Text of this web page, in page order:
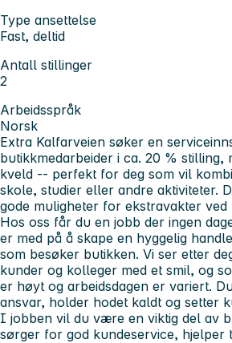
Type ansettelse
Fast, deltid
Antall stillinger
2
Arbeidsspråk
Norsk
Extra Kalfarveien søker en
butikkmedarbeider i ca. 20 % stilling,
kveld -- perfekt for deg som vil
skole, studier eller andre aktiviteter.
gode muligheter for ekstravakter ved
Hos oss får du en jobb der ingen
er med på å skape en hyggelig
som besøker butikken. Vi ser etter
kunder og kolleger med et smil, og
er høyt og arbeidsdagen er variert.
ansvar, holder hodet kaldt og setter
I jobben vil du være en viktig del av
sørger for god kundeservice, hjelper